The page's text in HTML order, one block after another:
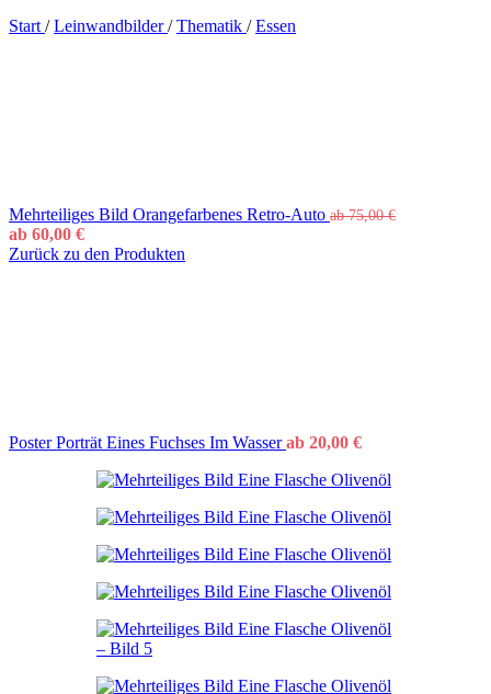
Start / Leinwandbilder/ Thematik / Essen
Mehrteiliges Bild Orangefarbenes Retro-Auto ab75,00€
ab 60,00 €
Zurück zu den Produkten
Poster Porträt Eines Fuchses Im Wasserab 20,00 €